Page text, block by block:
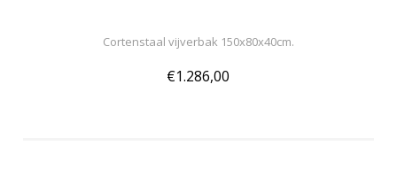
Cortenstaal vijverbak 150x80x40cm.
€1.286,00